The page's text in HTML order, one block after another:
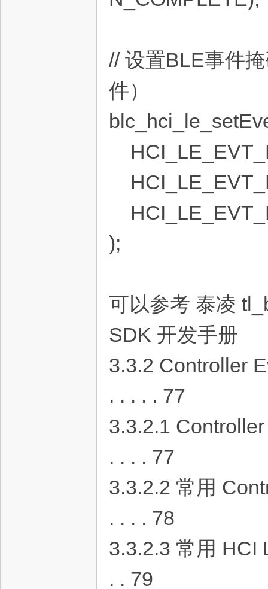
// 设置BLE事件
件）
);
可以参考 泰凌
SDK 开发⼿册
3.3.2 Controller
. . . . . 77
3.3.2.1
. . . . 77
3.3.2.2 常⽤
. . . . 78
3.3.2.3 常⽤ HCI
. . 79